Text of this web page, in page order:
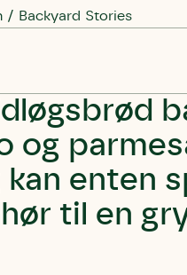
/ Backyard Stories
og
enten
til en